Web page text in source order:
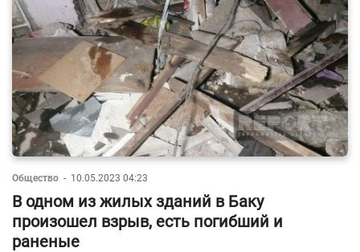
Общество - 10.05.2023 04:23
В одном из жилых зданий в Баку
произошел взрыв, есть погибший и
раненые